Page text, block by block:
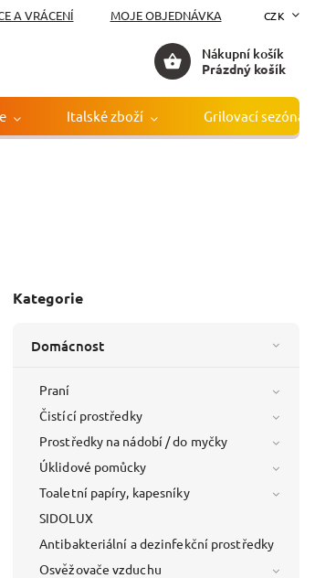
A VRÁCENÍ MOJE OBJEDNÁVKA CZK
Nákupní košík
Prázdný košík
Italské zboží Grilovací sezóna
Kategorie
Domácnost
Praní
Čistící prostředky
Prostředky na nádobí / do myčky
Úklidové pomůcky
Toaletní papíry, kapesníky
SIDOLUX
Antibakteriální a dezinfekční prostředky
Osvěžovače vzduchu